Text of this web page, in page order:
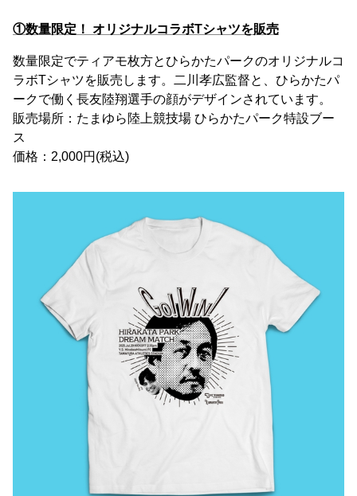
①数量限定！ オリジナルコラボTシャツを販売
数量限定でティアモ枚方とひらかたパークのオリジナルコ
ラボTシャツを販売します。二川孝広監督と、ひらかたパ
ークで働く長友陸翔選手の顔がデザインされています。
販売場所：たまゆら陸上競技場 ひらかたパーク特設ブー
ス
価格：2,000円(税込)